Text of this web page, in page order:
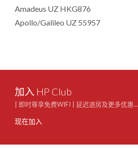
Amadeus UZ HKG876
Apollo/Galileo UZ 55957
加入 HP Club
| 即时尊享免费WIFI | 延迟退房及更多优惠...
现在加入